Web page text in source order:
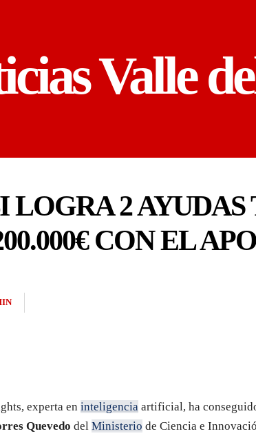
Valle
LOGRA 2
CON EL
experta en inteligencia artificial, ha
Quevedo del Ministerio de Ciencia e